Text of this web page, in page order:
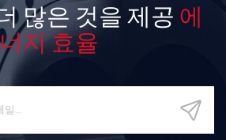
많은 것을 제공 에
너지 효율